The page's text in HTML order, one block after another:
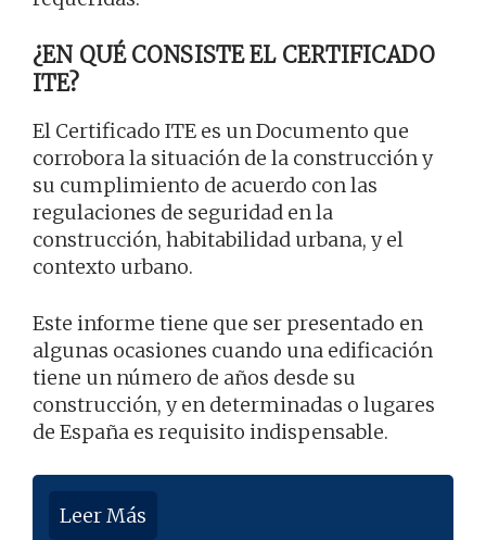
¿EN QUÉ CONSISTE EL CERTIFICADO
ITE?
El Certificado ITE es un Documento que
corrobora la situación de la construcción y
su cumplimiento de acuerdo con las
regulaciones de seguridad en la
construcción, habitabilidad urbana, y el
contexto urbano.
Este informe tiene que ser presentado en
algunas ocasiones cuando una edificación
tiene un número de años desde su
construcción, y en determinadas o lugares
de España es requisito indispensable.
Leer Más